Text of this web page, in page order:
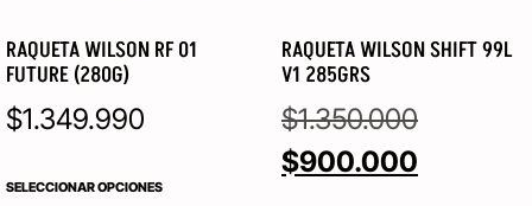
RAQUETA WILSON RF 01
FUTURE (280G)
$1.349.990
SELECCIONAR OPCIONES
RAQUETA WILSON SHIFT 99L
V1 285GRS
$1.350.000
$900.000